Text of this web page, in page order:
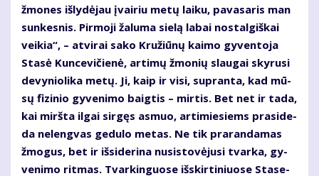
žmo­nes iš­ly­dė­jau įvai­riu me­tų lai­ku, pa­va­sa­ris man
sun­kes­nis. Pir­mo­ji ža­lu­ma sie­lą la­bai nos­tal­giš­kai
vei­kia“, – at­vi­rai sa­ko Kru­žiū­nų kai­mo gy­ven­to­ja
Sta­sė Kun­ce­vi­čie­nė, ar­ti­mų žmo­nių slau­gai sky­ru­si
de­vy­nio­li­ka me­tų. Ji, kaip ir vi­si, su­pran­ta, kad mū­
sų fi­zi­nio gy­ve­ni­mo baig­tis – mir­tis. Bet net ir ta­da,
kai mirš­ta il­gai sir­gęs as­muo, ar­ti­mie­siems pra­si­de­
da ne­leng­vas ge­du­lo me­tas. Ne tik pra­ran­da­mas
žmo­gus, bet ir iš­si­de­ri­na nu­si­sto­vė­ju­si tvar­ka, gy­
ve­ni­mo rit­mas. Tvar­kin­guo­se iš­skir­ti­niuo­se Sta­se­